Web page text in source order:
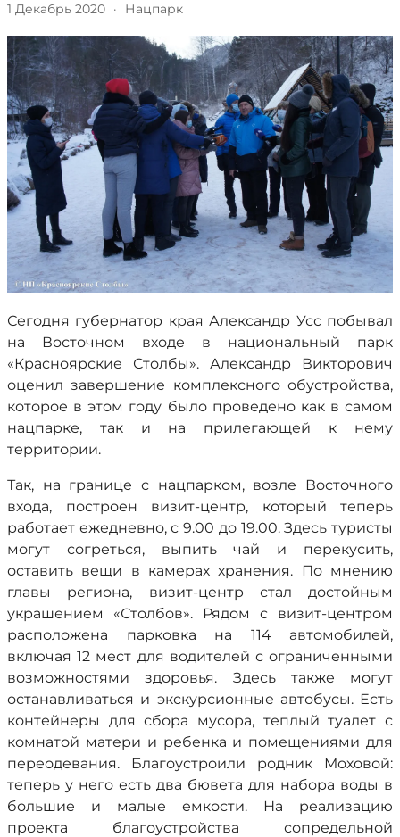
1 Декабрь 2020 · Нацпарк
Сегодня губернатор края Александр Усс побывал
на Восточном входе в национальный парк
«Красноярские Столбы». Александр Викторович
оценил завершение комплексного обустройства,
которое в этом году было проведено как в самом
нацпарке, так и на прилегающей к нему
территории.
Так, на границе с нацпарком, возле Восточного
входа, построен визит-центр, который теперь
работает ежедневно, с 9.00 до 19.00. Здесь туристы
могут согреться, выпить чай и перекусить,
оставить вещи в камерах хранения. По мнению
главы региона, визит-центр стал достойным
украшением «Столбов». Рядом с визит-центром
расположена парковка на 114 автомобилей,
включая 12 мест для водителей с ограниченными
возможностями здоровья. Здесь также могут
останавливаться и экскурсионные автобусы. Есть
контейнеры для сбора мусора, теплый туалет с
комнатой матери и ребенка и помещениями для
переодевания. Благоустроили родник Моховой:
теперь у него есть два бювета для набора воды в
большие и малые емкости. На реализацию
проекта благоустройства сопредельной